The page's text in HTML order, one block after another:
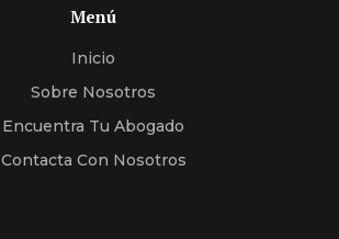
Menú
Inicio
Sobre Nosotros
Encuentra Tu Abogado
Contacta Con Nosotros